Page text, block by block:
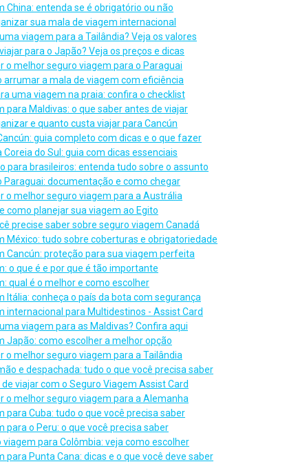
China: entenda se é obrigatório ou não
sua mala de viagem internacional
viagem para a Tailândia? Veja os valores
para o Japão? Veja os preços e dicas
o melhor seguro viagem para o Paraguai
arrumar a mala de viagem com eficiência
uma viagem na praia: confira o checklist
para Maldivas: o que saber antes de viajar
e quanto custa viajar para Cancún
guia completo com dicas e o que fazer
Coreia do Sul: guia com dicas essenciais
para brasileiros: entenda tudo sobre o assunto
Paraguai: documentação e como chegar
o melhor seguro viagem para a Austrália
como planejar sua viagem ao Egito
precise saber sobre seguro viagem Canadá
México: tudo sobre coberturas e obrigatoriedade
Cancún: proteção para sua viagem perfeita
o que é e por que é tão importante
qual é o melhor e como escolher
Itália: conheça o país da bota com segurança
internacional para Multidestinos - Assist Card
viagem para as Maldivas? Confira aqui
Japão: como escolher a melhor opção
o melhor seguro viagem para a Tailândia
e despachada: tudo o que você precisa saber
viajar com o Seguro Viagem Assist Card
o melhor seguro viagem para a Alemanha
para Cuba: tudo o que você precisa saber
para o Peru: o que você precisa saber
viagem para Colômbia: veja como escolher
para Punta Cana: dicas e o que você deve saber